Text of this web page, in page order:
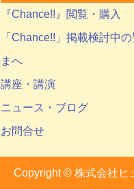
『Chance!!』閲覧・購入
「Chance!!」掲載検討中の
まへ
講座・講演
ニュース・ブログ
お問合せ
Copyright © 株式会社ヒ